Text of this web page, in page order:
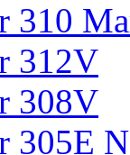
310
312V
308V
305E